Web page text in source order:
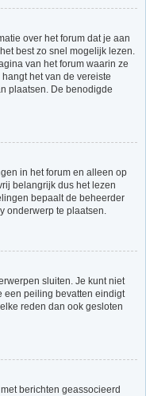
over het forum dat je aan
best zo snel mogelijk lezen.
van het forum waarin ze
het van de vereiste
plaatsen. De benodigde
in het forum en alleen op
belangrijk dus het lezen
bepaalt de beheerder
onderwerp te plaatsen.
sluiten. Je kunt niet
een peiling bevatten eindigt
reden dan ook gesloten
berichten geassocieerd